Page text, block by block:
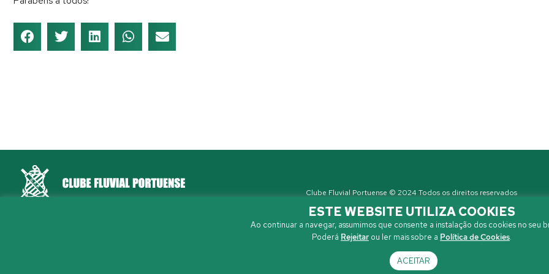
Clube Fluvial Portuense © 2024 Todos os direitos reservados
ESTE WEBSITE UTILIZA COOKIES
Ao continuar a navegar, assumimos que consente a instalação dos cookies no seu
Poderá Rejeitar ou ler mais sobre a Política de Cookies.
ACEITAR